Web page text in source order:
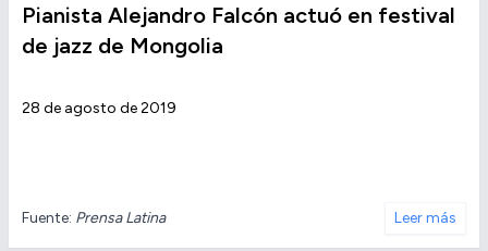
Pianista Alejandro Falcón actuó en festival
de jazz de Mongolia
28 de agosto de 2019
Fuente: Prensa Latina Leer más